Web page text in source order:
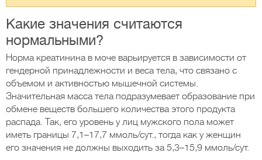
Какие значения считаются
нормальными?
Норма креатинина в моче варьируется в зависимости от
гендерной принадлежности и веса тела, что связано с
объемом и активностью мышечной системы.
Значительная масса тела подразумевает образование при
обмене веществ большего количества этого продукта
распада. Так, его уровень у лиц мужского пола может
иметь границы 7,1–17,7 ммоль/сут., тогда как у женщин
его значения не должны выходить за 5,3–15,9 ммоль/сут.